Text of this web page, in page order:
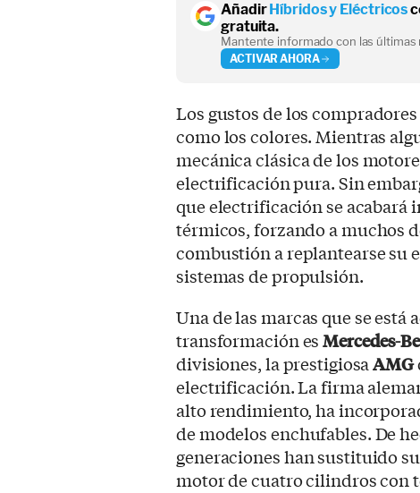
Añadir Híbridos y Eléctricos
gratuita.
Mantente informado con las últimas
ACTIVAR AHORA
Los gustos de los
como los colores. Mientras
mecánica clásica de los
electrificación pura. Sin
que electrificación se acabará
térmicos, forzando a muchos
combustión a replantearse su
sistemas de propulsión.
Una de las marcas que se
transformación esMercedes-
divisiones, la prestigiosaAMG
electrificación. La firma
alto rendimiento, ha
de modelos enchufables. De
generaciones han sustituido
motor de cuatro cilindros con